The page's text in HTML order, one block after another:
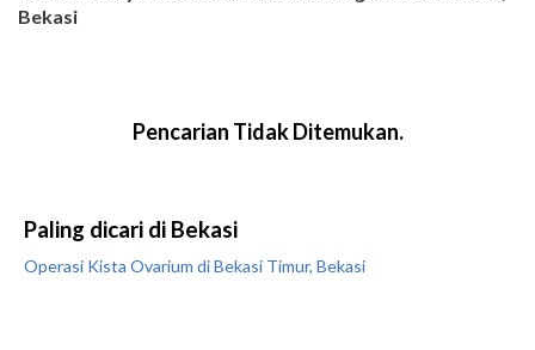
Paling dicari di Bekasi
Operasi Kista Ovarium di Bekasi Timur, Bekasi